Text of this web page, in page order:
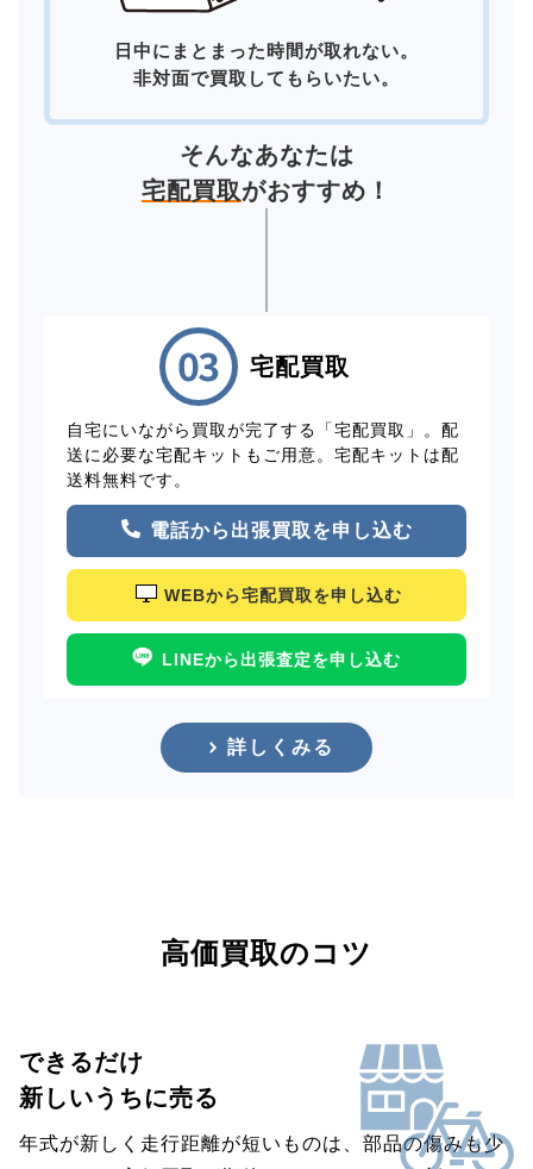
日中にまとまった時間が取れない。
非対面で買取してもらいたい。
そんなあなたは
宅配買取がおすすめ！
宅配買取
自宅にいながら買取が完了する「宅配買取」。配
送に必要な宅配キットもご用意。宅配キットは配
送料無料です。
電話から出張買取を申し込む
WEBから宅配買取を申し込む
LINEから出張査定を申し込む
詳しくみる
高価買取のコツ
できるだけ
新しいうちに売る
年式が新しく走行距離が短いものは、部品の傷みも少